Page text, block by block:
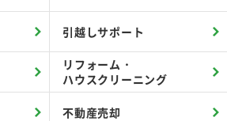
引越しサポート
リフォーム・
ハウスクリーニング
不動産売却